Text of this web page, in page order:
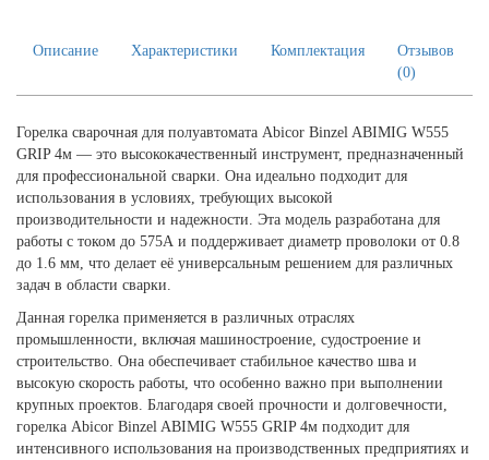
Описание Характеристики Комплектация
Отзывов
(0)
Горелка сварочная для полуавтомата Abicor Binzel ABIMIG W555
GRIP 4м — это высококачественный инструмент, предназначенный
для профессиональной сварки. Она идеально подходит для
использования в условиях, требующих высокой
производительности и надежности. Эта модель разработана для
работы с током до 575А и поддерживает диаметр проволоки от 0.8
до 1.6 мм, что делает её универсальным решением для различных
задач в области сварки.
Данная горелка применяется в различных отраслях
промышленности, включая машиностроение, судостроение и
строительство. Она обеспечивает стабильное качество шва и
высокую скорость работы, что особенно важно при выполнении
крупных проектов. Благодаря своей прочности и долговечности,
горелка Abicor Binzel ABIMIG W555 GRIP 4м подходит для
интенсивного использования на производственных предприятиях и